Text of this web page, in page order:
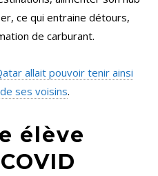
ce qui entraine détours,
de carburant.
allait pouvoir tenir ainsi
ses voisins.
élève